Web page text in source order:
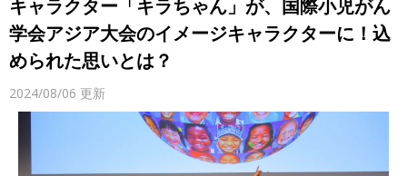
キャラクター「キラちゃん」が、国際小児がん
学会アジア大会のイメージキャラクターに！込
められた思いとは？
2024/08/06 更新